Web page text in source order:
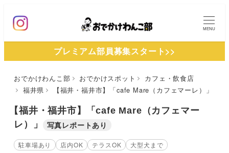
ン
MENU
プレミアム部員募集スタート>>
おでかけわんこ部 おでかけスポット
カフェ・飲食店
福井県
【福井・福井市】「cafe Mare（カフェマーレ）」
【福井・福井市】「cafe Mare（カフェマー
レ）」
写真レポートあり
駐車場あり 店内OK テラスOK 大型犬まで